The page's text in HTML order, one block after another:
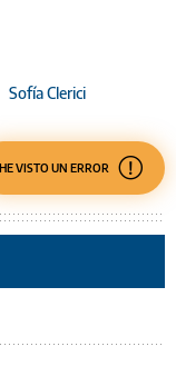
Sofía Clerici
HE VISTO UN ERROR